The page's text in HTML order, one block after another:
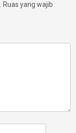
Ruas yang wajib